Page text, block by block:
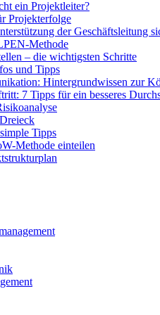
ein Projektleiter?
Projekterfolge
der Geschäftsleitung
Methode
– die wichtigsten Schritte
und Tipps
Hintergrundwissen zur
7 Tipps für ein besseres
Tipps
Methode einteilen